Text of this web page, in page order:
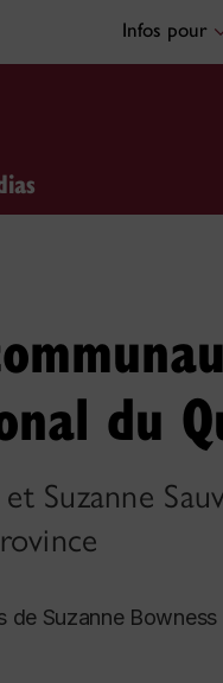
Infos pour
du
Suzanne
de Suzanne Bowness